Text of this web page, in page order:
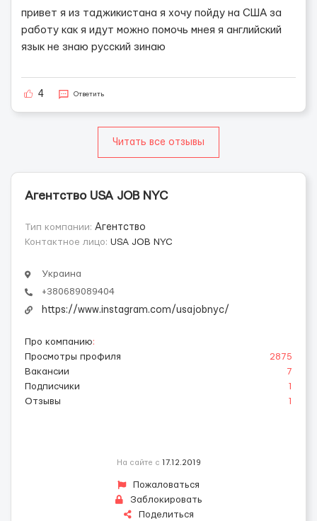
привет я из таджикистана я хочу пойду на США за
работу как я идут можно помочь мнея я английский
язык не знаю русский зинаю
4 Ответить
Читать все отзывы
Агентство USA JOB NYC
Тип компании: Агентство
Контактное лицо: USA JOB NYC
Украина
+380689089404
https://www.instagram.com/usajobnyc/
Про компанию:
Просмотры профиля
2875
Вакансии
7
Подписчики
1
Отзывы
1
На сайте с 17.12.2019
Пожаловаться
Заблокировать
Поделиться